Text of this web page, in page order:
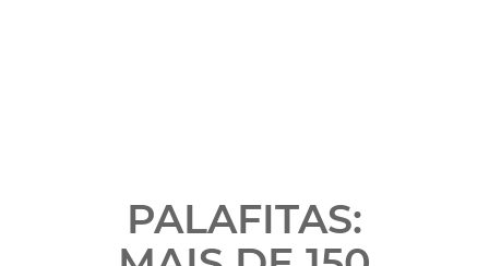
PALAFITAS: